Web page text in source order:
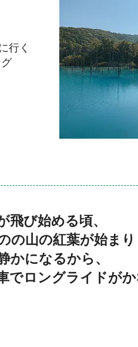
行く
飛び始める頃、
の山の紅葉が始ま
かになるから、
でロングライドが